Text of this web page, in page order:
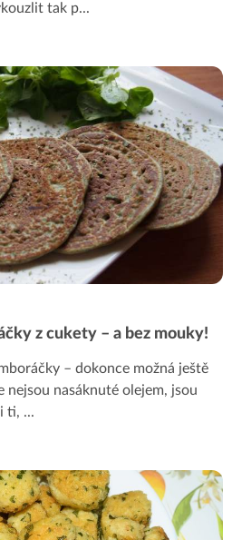
tak p...
z cukety – a bez mouky!
– dokonce možná ještě
nejsou nasáknuté olejem, jsou
ti, ...